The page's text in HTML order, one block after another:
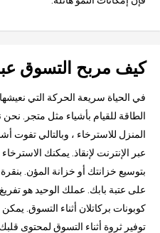
كيف مربح التسوق
في الحياة سريعة الحركة التي
الطاقة للقيام بأشياء مثل متجر.
المنزل للاسترخاء ، وبالتالي تفوت
عبر الإنترنت لإنقاذ. يمكنك
بتوسيع خزانتك أو خزانة المؤن.
على عتبة بابك. عملك الوحيد هو
كوبونات بركاتلان أثناء التسوق.
توفير ثروة أثناء التسوق لمحتوى قلبك.